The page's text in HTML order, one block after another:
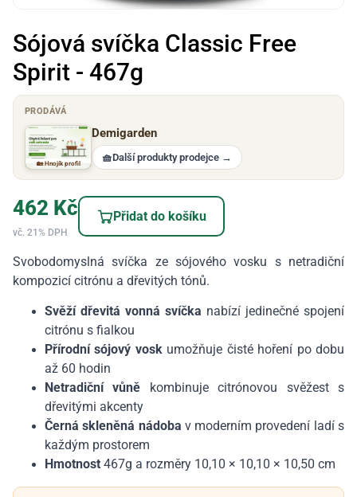
Sójová svíčka Classic Free
Spirit - 467g
PRODÁVÁ
🏡 Hnojík profil
Demigarden
🧺Další produkty prodejce →
462 Kč
vč. 21% DPH
Přidat do košíku
Svobodomyslná svíčka ze sójového vosku s netradiční
kompozicí citrónu a dřevitých tónů.
Svěží dřevitá vonná svíčka nabízí jedinečné spojení
citrónu s fialkou
Přírodní sójový voskumožňuje čisté hoření po dobu
až 60 hodin
Netradiční vůně kombinuje citrónovou svěžest s
dřevitými akcenty
Černá skleněná nádoba v moderním provedení ladí s
každým prostorem
Hmotnost 467g a rozměry 10,10 × 10,10 × 10,50 cm